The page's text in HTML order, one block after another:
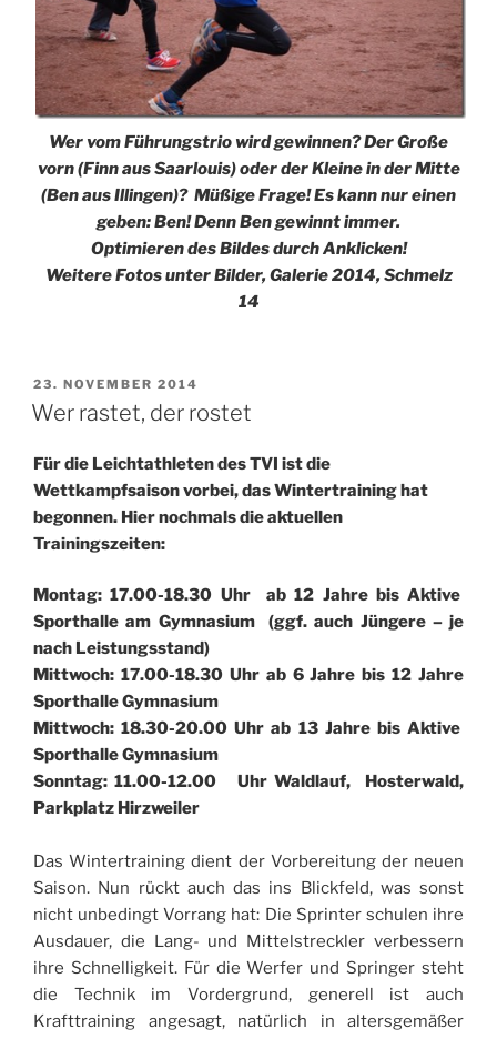
Wer vom Führungstrio wird gewinnen? Der Große
vorn (Finn aus Saarlouis) oder der Kleine in der Mitte
(Ben aus Illingen)? Müßige Frage! Es kann nur einen
geben: Ben! Denn Ben gewinnt immer.
Optimieren des Bildes durch Anklicken!
Weitere Fotos unter Bilder, Galerie 2014, Schmelz
14
VERÖFFENTLICHT
AM
23. NOVEMBER 2014
Wer rastet, der rostet
Für die Leichtathleten des TVI ist die
Wettkampfsaison vorbei, das Wintertraining hat
begonnen. Hier nochmals die aktuellen
Trainingszeiten:
Montag: 17.00-18.30 Uhr ab 12 Jahre bis Aktive
Sporthalle am Gymnasium (ggf. auch Jüngere – je
nach Leistungsstand)
Mittwoch: 17.00-18.30 Uhr ab 6 Jahre bis 12 Jahre
Sporthalle Gymnasium
Mittwoch: 18.30-20.00 Uhr ab 13 Jahre bis Aktive
Sporthalle Gymnasium
Sonntag: 11.00-12.00 Uhr Waldlauf, Hosterwald,
Parkplatz Hirzweiler
Das Wintertraining dient der Vorbereitung der neuen
Saison. Nun rückt auch das ins Blickfeld, was sonst
nicht unbedingt Vorrang hat: Die Sprinter schulen ihre
Ausdauer, die Lang- und Mittelstreckler verbessern
ihre Schnelligkeit. Für die Werfer und Springer steht
die Technik im Vordergrund, generell ist auch
Krafttraining angesagt, natürlich in altersgemäßer